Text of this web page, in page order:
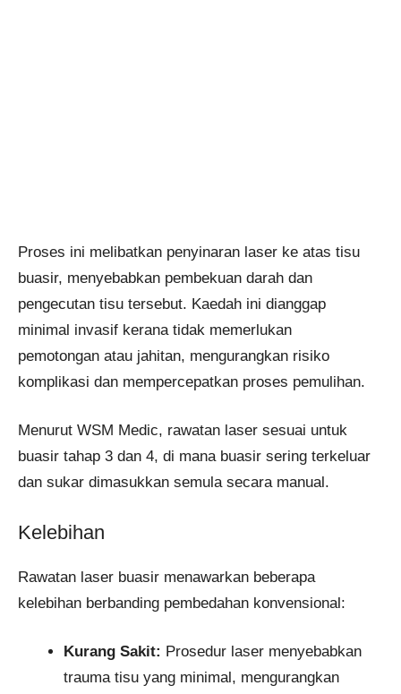
Proses ini melibatkan penyinaran laser ke atas tisu
buasir, menyebabkan pembekuan darah dan
pengecutan tisu tersebut. Kaedah ini dianggap
minimal invasif kerana tidak memerlukan
pemotongan atau jahitan, mengurangkan risiko
komplikasi dan mempercepatkan proses pemulihan.
Menurut WSM Medic, rawatan laser sesuai untuk
buasir tahap 3 dan 4, di mana buasir sering terkeluar
dan sukar dimasukkan semula secara manual.
Kelebihan
Rawatan laser buasir menawarkan beberapa
kelebihan berbanding pembedahan konvensional:
Kurang Sakit: Prosedur laser menyebabkan
trauma tisu yang minimal, mengurangkan